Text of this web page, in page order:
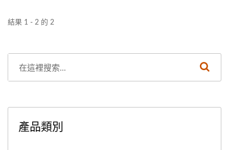
結果 1 - 2 的 2
產品類別